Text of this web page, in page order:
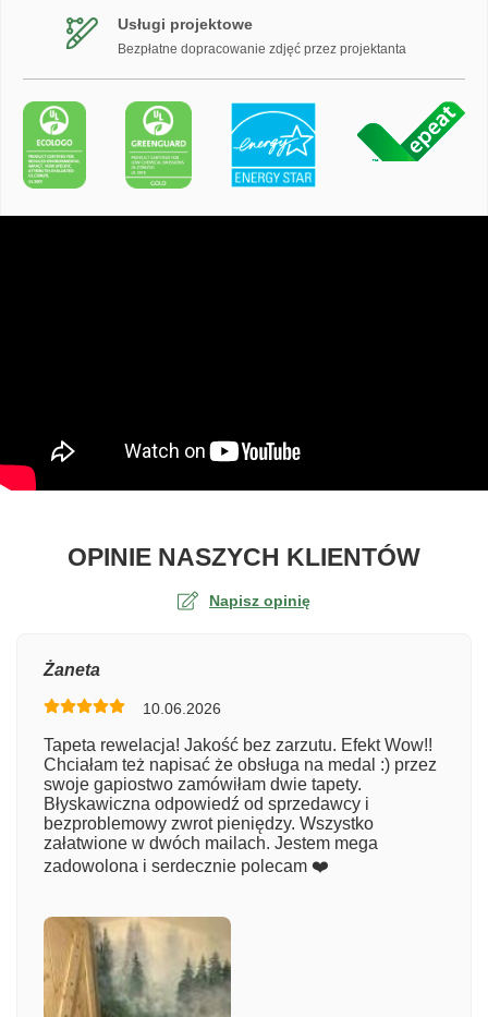
Usługi projektowe
Bezpłatne dopracowanie zdjęć przez projektanta
OPINIE NASZYCH KLIENTÓWO
Napisz opinię
Numer zamówienia
Imię
Żaneta
10.06.2026
Tapeta rewelacja! Jakość bez zarzutu. Efekt Wow!!
Chciałam też napisać że obsługa na medal :) przez
swoje gapiostwo zamówiłam dwie tapety.
Błyskawiczna odpowiedź od sprzedawcy i
bezproblemowy zwrot pieniędzy. Wszystko
załatwione w dwóch mailach. Jestem mega
zadowolona i serdecznie polecam ❤️